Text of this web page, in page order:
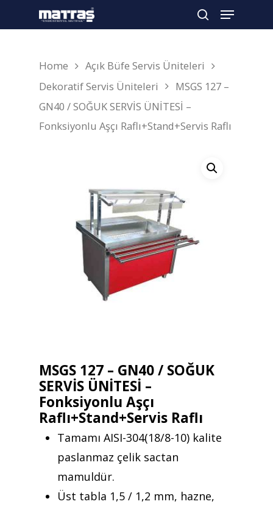
Arama yapmak için enter'a basın
Home
Açık Büfe Servis Üniteleri
Dekoratif Servis Üniteleri
MSGS 127 –
GN40 / SOĞUK SERVİS ÜNİTESİ –
Fonksiyonlu Aşçı Raflı+Stand+Servis Raflı
MSGS 127 – GN40 / SOĞUK
SERVİS ÜNİTESİ –
Fonksiyonlu Aşçı
Raflı+Stand+Servis Raflı
Tamamı AISI-304(18/8-10) kalite
paslanmaz çelik sactan
mamuldür.
Üst tabla 1,5 / 1,2 mm, hazne,